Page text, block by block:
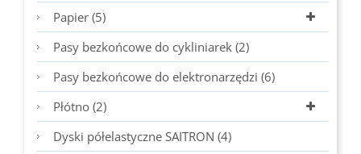
Papier (5)
Pasy bezkońcowe do cykliniarek (2)
Pasy bezkońcowe do elektronarzędzi (6)
Płótno (2)
Dyski półelastyczne SAITRON (4)